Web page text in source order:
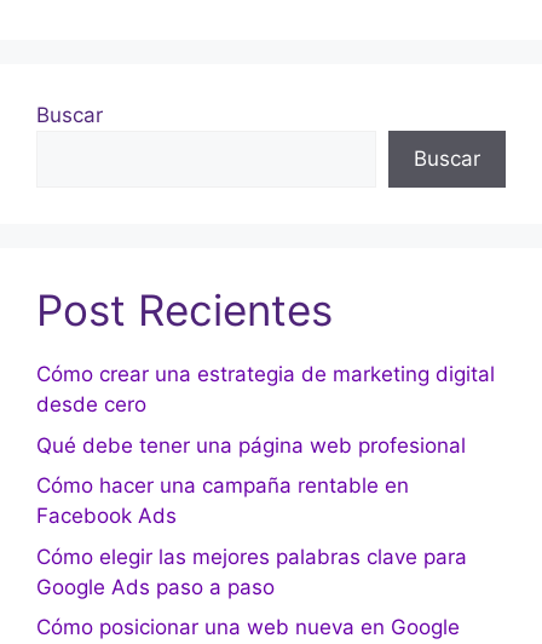
Buscar
Buscar
Post Recientes
Cómo crear una estrategia de marketing digital
desde cero
Qué debe tener una página web profesional
Cómo hacer una campaña rentable en
Facebook Ads
Cómo elegir las mejores palabras clave para
Google Ads paso a paso
Cómo posicionar una web nueva en Google